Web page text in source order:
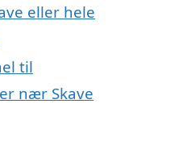
eller hele
til
nær Skave